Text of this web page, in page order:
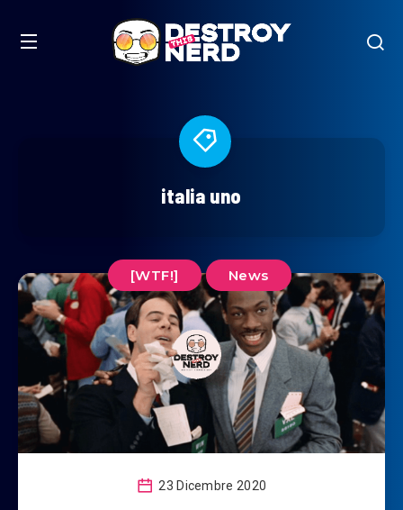
italia uno
[WTF!] News
23 Dicembre 2020